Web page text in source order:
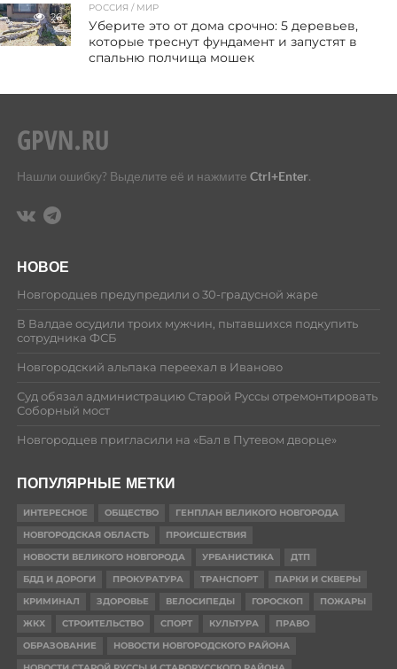
26
РОССИЯ / МИР
Уберите это от дома срочно: 5 деревьев,
которые треснут фундамент и запустят в
спальню полчища мошек
Нашли ошибку? Выделите её и нажмите Ctrl+Enter.
НОВОЕ
Новгородцев предупредили о 30-градусной жаре
В Валдае осудили троих мужчин, пытавшихся подкупить
сотрудника ФСБ
Новгородский альпака переехал в Иваново
Суд обязал администрацию Старой Руссы отремонтировать
Соборный мост
Новгородцев пригласили на «Бал в Путевом дворце»
ПОПУЛЯРНЫЕ МЕТКИ
ИНТЕРЕСНОЕ ОБЩЕСТВО
ГЕНПЛАН ВЕЛИКОГО НОВГОРОДА
НОВГОРОДСКАЯ ОБЛАСТЬ
ПРОИСШЕСТВИЯ
НОВОСТИ ВЕЛИКОГО НОВГОРОДА
УРБАНИСТИКА
ДТП
БДД И ДОРОГИ
ПРОКУРАТУРА ТРАНСПОРТ
ПАРКИ И СКВЕРЫ
КРИМИНАЛ
ЗДОРОВЬЕ ВЕЛОСИПЕДЫ ГОРОСКОП
ПОЖАРЫ
ЖКХ
СТРОИТЕЛЬСТВО СПОРТ КУЛЬТУРА
ПРАВО
ОБРАЗОВАНИЕ
НОВОСТИ НОВГОРОДСКОГО РАЙОНА